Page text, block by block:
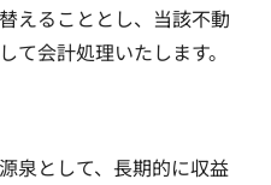
えることとし、当該不動
て会計処理いたします。
泉として、長期的に収益